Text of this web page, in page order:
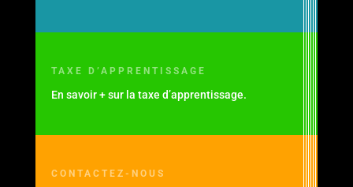
TAXE D’APPRENTISSAGE
En savoir + sur la taxe d’apprentissage.
CONTACTEZ-NOUS